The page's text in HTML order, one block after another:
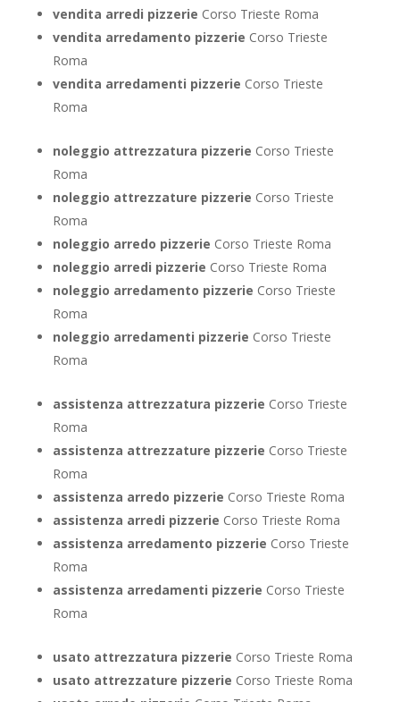
vendita arredi pizzerie Corso Trieste Roma
vendita arredamento pizzerie Corso Trieste
Roma
vendita arredamenti pizzerie Corso Trieste
Roma
noleggio attrezzatura pizzerie Corso Trieste
Roma
noleggio attrezzature pizzerie Corso Trieste
Roma
noleggio arredo pizzerie Corso Trieste Roma
noleggio arredi pizzerie Corso Trieste Roma
noleggio arredamento pizzerie Corso Trieste
Roma
noleggio arredamenti pizzerie Corso Trieste
Roma
assistenza attrezzatura pizzerie Corso Trieste
Roma
assistenza attrezzature pizzerie Corso Trieste
Roma
assistenza arredo pizzerie Corso Trieste Roma
assistenza arredi pizzerie Corso Trieste Roma
assistenza arredamento pizzerie Corso Trieste
Roma
assistenza arredamenti pizzerie Corso Trieste
Roma
usato attrezzatura pizzerie Corso Trieste Roma
usato attrezzature pizzerie Corso Trieste Roma